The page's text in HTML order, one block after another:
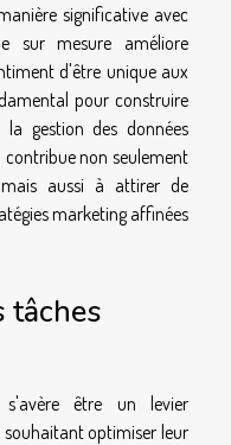
significative avec
sur mesure améliore
d'être unique aux
pour construire
gestion des données
contribue non seulement
aussi à attirer de
marketing affinées
tâches
être un levier
optimiser leur